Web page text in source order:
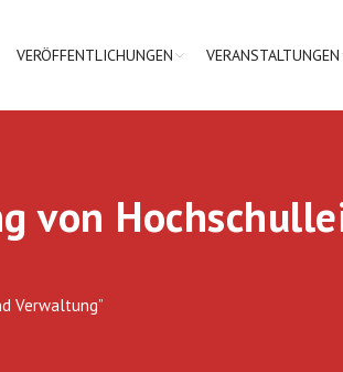
VERÖFFENTLICHUNGEN VERANSTALTUNGEN
von
Verwaltung”